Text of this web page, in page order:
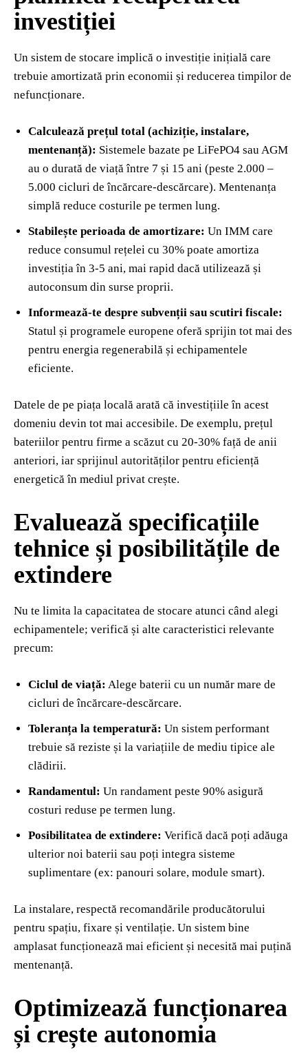
investiției
Un sistem de stocare implică o investiție inițială care
trebuie amortizată prin economii și reducerea timpilor de
nefuncționare.
Calculează prețul total (achiziție, instalare,
mentenanță): Sistemele bazate pe LiFePO4 sau AGM
au o durată de viață între 7 și 15 ani (peste 2.000 –
5.000 cicluri de încărcare-descărcare). Mentenanța
simplă reduce costurile pe termen lung.
Stabilește perioada de amortizare: Un IMM care
reduce consumul rețelei cu 30% poate amortiza
investiția în 3-5 ani, mai rapid dacă utilizează și
autoconsum din surse proprii.
Informează-te despre subvenții sau scutiri fiscale:
Statul și programele europene oferă sprijin tot mai des
pentru energia regenerabilă și echipamentele
eficiente.
Datele de pe piața locală arată că investițiile în acest
domeniu devin tot mai accesibile. De exemplu, prețul
bateriilor pentru firme a scăzut cu 20-30% față de anii
anteriori, iar sprijinul autorităților pentru eficiență
energetică în mediul privat crește.
Evaluează specificațiile
tehnice și posibilitățile de
extindere
Nu te limita la capacitatea de stocare atunci când alegi
echipamentele; verifică și alte caracteristici relevante
precum:
Ciclul de viață: Alege baterii cu un număr mare de
cicluri de încărcare-descărcare.
Toleranța la temperatură: Un sistem performant
trebuie să reziste și la variațiile de mediu tipice ale
clădirii.
Randamentul: Un randament peste 90% asigură
costuri reduse pe termen lung.
Posibilitatea de extindere: Verifică dacă poți adăuga
ulterior noi baterii sau poți integra sisteme
suplimentare (ex: panouri solare, module smart).
La instalare, respectă recomandările producătorului
pentru spațiu, fixare și ventilație. Un sistem bine
amplasat funcționează mai eficient și necesită mai puțină
mentenanță.
Optimizează funcționarea
și crește autonomia